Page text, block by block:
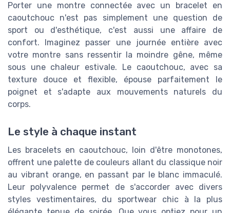
Porter une montre connectée avec un bracelet en
caoutchouc n'est pas simplement une question de
sport ou d'esthétique, c'est aussi une affaire de
confort. Imaginez passer une journée entière avec
votre montre sans ressentir la moindre gêne, même
sous une chaleur estivale. Le caoutchouc, avec sa
texture douce et flexible, épouse parfaitement le
poignet et s'adapte aux mouvements naturels du
corps.
Le style à chaque instant
Les bracelets en caoutchouc, loin d'être monotones,
offrent une palette de couleurs allant du classique noir
au vibrant orange, en passant par le blanc immaculé.
Leur polyvalence permet de s'accorder avec divers
styles vestimentaires, du sportwear chic à la plus